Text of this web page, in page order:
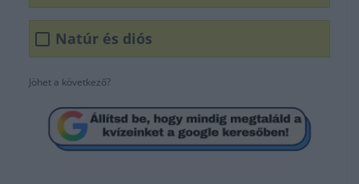
Natúr és diós
Jöhet a következő?